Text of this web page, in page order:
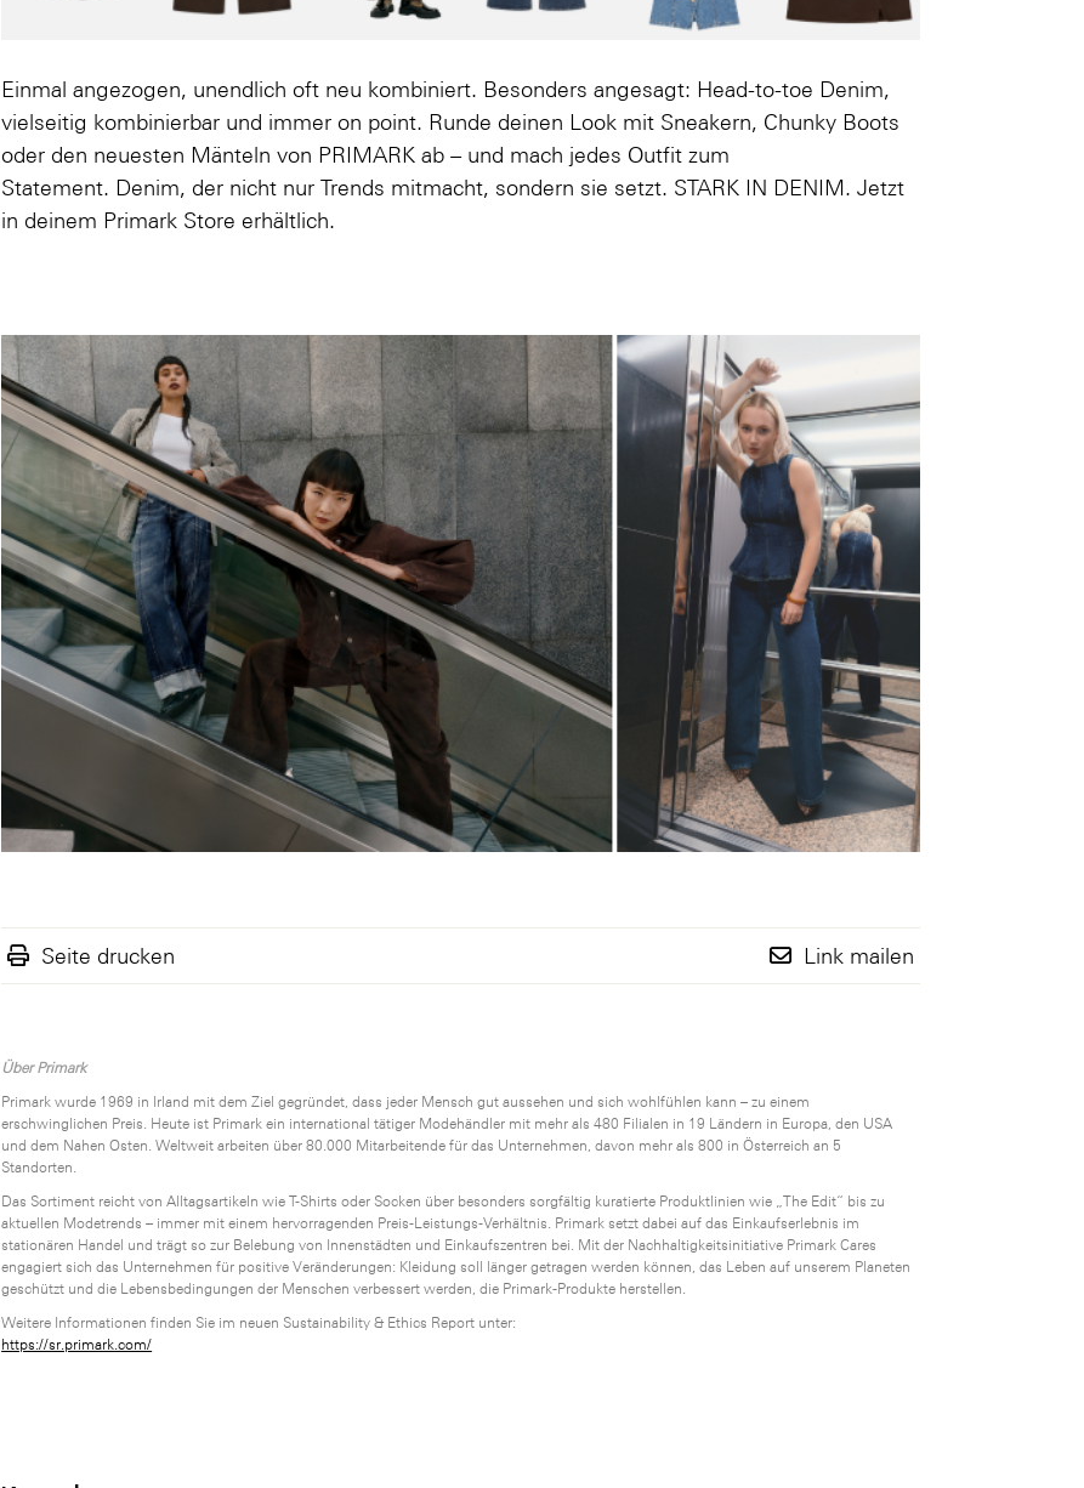
Einmal angezogen, unendlich oft neu kombiniert. Besonders angesagt: Head-to-toe Denim,
vielseitig kombinierbar und immer on point. Runde deinen Look mit Sneakern, Chunky Boots
oder den neuesten Mänteln von PRIMARK ab – und mach jedes Outfit zum
Statement. Denim, der nicht nur Trends mitmacht, sondern sie setzt. STARK IN DENIM. Jetzt
in deinem Primark Store erhältlich.
Seite drucken Link mailen
Über Primark
Primark wurde 1969 in Irland mit dem Ziel gegründet, dass jeder Mensch gut aussehen und sich wohlfühlen kann – zu einem
erschwinglichen Preis. Heute ist Primark ein international tätiger Modehändler mit mehr als 480 Filialen in 19 Ländern in Europa, den USA
und dem Nahen Osten. Weltweit arbeiten über 80.000 Mitarbeitende für das Unternehmen, davon mehr als 800 in Österreich an 5
Standorten.
Das Sortiment reicht von Alltagsartikeln wie T-Shirts oder Socken über besonders sorgfältig kuratierte Produktlinien wie „The Edit“ bis zu
aktuellen Modetrends – immer mit einem hervorragenden Preis-Leistungs-Verhältnis. Primark setzt dabei auf das Einkaufserlebnis im
stationären Handel und trägt so zur Belebung von Innenstädten und Einkaufszentren bei. Mit der Nachhaltigkeitsinitiative Primark Cares
engagiert sich das Unternehmen für positive Veränderungen: Kleidung soll länger getragen werden können, das Leben auf unserem Planeten
geschützt und die Lebensbedingungen der Menschen verbessert werden, die Primark-Produkte herstellen.
Weitere Informationen finden Sie im neuen Sustainability & Ethics Report unter:
https://sr.primark.com/